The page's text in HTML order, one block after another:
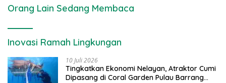
Orang Lain Sedang Membaca
Inovasi Ramah Lingkungan
10 Juli 2026
Tingkatkan Ekonomi Nelayan, Atraktor Cumi
Dipasang di Coral Garden Pulau Barrang